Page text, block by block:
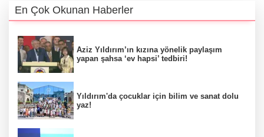
En Çok Okunan Haberler
Aziz Yıldırım’ın kızına yönelik paylaşım
yapan şahsa ‘ev hapsi’ tedbiri!
Yıldırım'da çocuklar için bilim ve sanat dolu
yaz!